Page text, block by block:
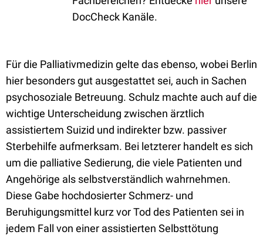
DocCheck Kanäle.
Für die Palliativmedizin gelte das ebenso, wobei Berlin
hier besonders gut ausgestattet sei, auch in Sachen
psychosoziale Betreuung. Schulz machte auch auf die
wichtige Unterscheidung zwischen ärztlich
assistiertem Suizid und indirekter bzw. passiver
Sterbehilfe aufmerksam. Bei letzterer handelt es sich
um die palliative Sedierung, die viele Patienten und
Angehörige als selbstverständlich wahrnehmen.
Diese Gabe hochdosierter Schmerz- und
Beruhigungsmittel kurz vor Tod des Patienten sei in
jedem Fall von einer assistierten Selbsttötung